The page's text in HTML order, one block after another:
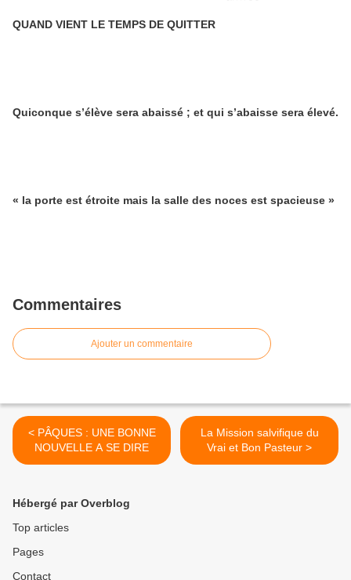
QUAND VIENT LE TEMPS DE QUITTER
Quiconque s’élève sera abaissé ; et qui s’abaisse sera élevé.
« la porte est étroite mais la salle des noces est spacieuse »
Commentaires
Ajouter un commentaire
< PÂQUES : UNE BONNE
NOUVELLE A SE DIRE
La Mission salvifique du
Vrai et Bon Pasteur >
Hébergé par Overblog
Top articles
Pages
Contact